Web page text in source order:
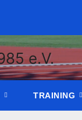
TRAINING